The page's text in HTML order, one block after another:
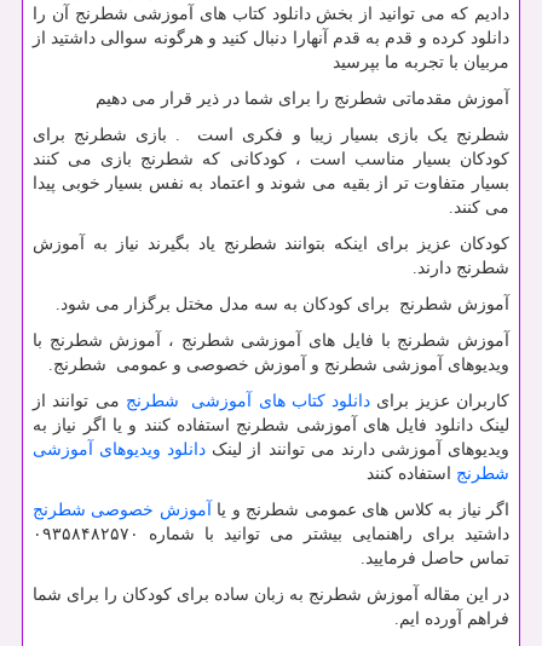
دادیم که می توانید از بخش دانلود کتاب های آموزشی شطرنج آن را
دانلود کرده و قدم به قدم آنهارا دنبال کنید و هرگونه سوالی داشتید از
مربیان با تجربه ما بپرسید
آموزش مقدماتی شطرنج را برای شما در ذیر قرار می دهیم
شطرنج یک بازی بسیار زیبا و فکری است . بازی شطرنج برای
کودکان بسیار مناسب است ، کودکانی که شطرنج بازی می کنند
بسیار متفاوت تر از بقیه می شوند و اعتماد به نفس بسیار خوبی پیدا
می کنند.
کودکان عزیز برای اینکه بتوانند شطرنج یاد بگیرند نیاز به آموزش
شطرنج دارند.
آموزش شطرنج برای کودکان به سه مدل مختل برگزار می شود.
آموزش شطرنج با فایل های آموزشی شطرنج ، آموزش شطرنج با
ویدیوهای آموزشی شطرنج و آموزش خصوصی و عمومی شطرنج.
کاربران عزیز برای دانلود کتاب های آموزشی شطرنج می توانند از
لینک دانلود فایل های آموزشی شطرنج استفاده کنند و یا اگر نیاز به
ویدیوهای آموزشی دارند می توانند از لینک دانلود ویدیوهای آموزشی
شطرنج استفاده کنند
اگر نیاز به کلاس های عمومی شطرنج و یا آموزش خصوصی شطرنج
داشتید برای راهنمایی بیشتر می توانید با شماره ۰۹۳۵۸۴۸۲۵۷۰
تماس حاصل فرمایید.
در این مقاله آموزش شطرنج به زبان ساده برای کودکان را برای شما
فراهم آورده ایم.